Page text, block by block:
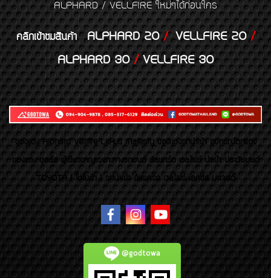
ALPHARD / VELLFIRE ใหม่ๆได้ก่อนใคร
คลิกเข้าชมสินค้า ALPHARD 20/VELLFIRE 20/
ALPHARD 30/VELLFIRE 30
ของเเต่ง Alphard Vellfire Lexus Majesty ของเเต่งรถนำเข้า อุปกรณ์ตกแต่ง
ของแต่ง ชุดล้อ ผู้เชี่ยวชาญเฉพาะทางรถยนต์ อัลพาร์ด เวลไฟร์ นำเข้า ประดับยนต์
TOYOTA ( โตโยต้า ) รถนำเข้า อัลพาร์ด เวลไฟร์ เลกซัส มาเจสตี้
@godtowa